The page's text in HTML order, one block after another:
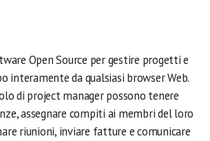
Open Source per gestire progetti e
da qualsiasi browser Web.
di project manager possono tenere
assegnare compiti ai membri del loro
riunioni, inviare fatture e comunicare